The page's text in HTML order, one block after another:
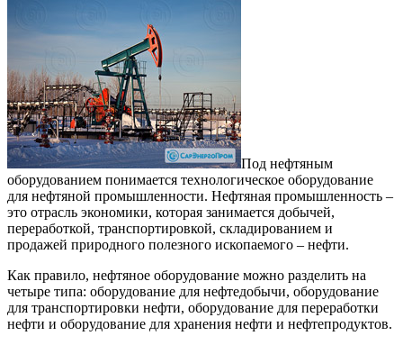
Под нефтяным
оборудованием понимается технологическое оборудование
для нефтяной промышленности. Нефтяная промышленность –
это отрасль экономики, которая занимается добычей,
переработкой, транспортировкой, складированием и
продажей природного полезного ископаемого – нефти.
Как правило, нефтяное оборудование можно разделить на
четыре типа: оборудование для нефтедобычи, оборудование
для транспортировки нефти, оборудование для переработки
нефти и оборудование для хранения нефти и нефтепродуктов.